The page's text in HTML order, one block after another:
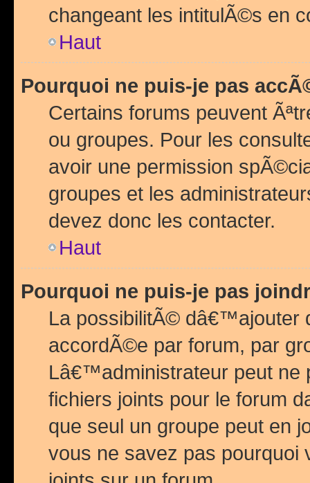
changeant les intitulÃ©s en
Haut
Pourquoi ne puis-je pas
Certains forums peuvent
ou groupes. Pour les
avoir une permission
groupes et les
devez donc les contacter.
Haut
Pourquoi ne puis-je pas
La possibilitÃ© dâ€™ajouter
accordÃ©e par forum, par
Lâ€™administrateur peut
fichiers joints pour le forum
que seul un groupe peut en
vous ne savez pas pourquoi